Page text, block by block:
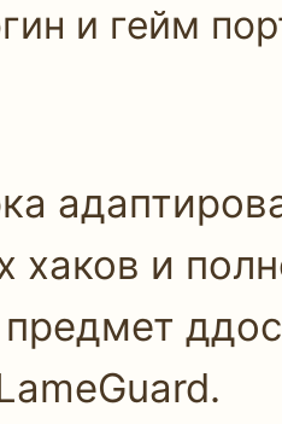
и гейм
хаков и
предмет